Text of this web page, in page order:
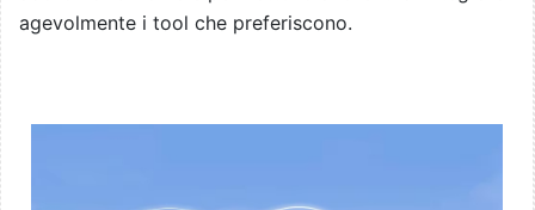
agevolmente i tool che preferiscono.